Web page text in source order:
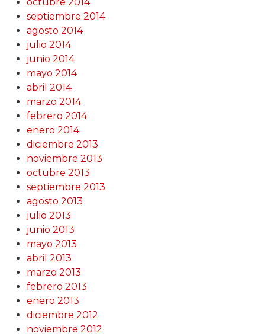
octubre 2014
septiembre 2014
agosto 2014
julio 2014
junio 2014
mayo 2014
abril 2014
marzo 2014
febrero 2014
enero 2014
diciembre 2013
noviembre 2013
octubre 2013
septiembre 2013
agosto 2013
julio 2013
junio 2013
mayo 2013
abril 2013
marzo 2013
febrero 2013
enero 2013
diciembre 2012
noviembre 2012